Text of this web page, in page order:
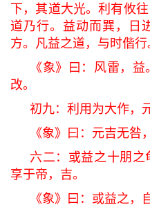
下，其道大光。利有攸
道乃行。益动而巽，日
方。凡益之道，与时偕行
《象》曰：风雷，
改。
初九：利用为大作，
《象》曰：元吉无咎
六二：或益之十朋之
享于帝，吉。
《象》曰：或益之，